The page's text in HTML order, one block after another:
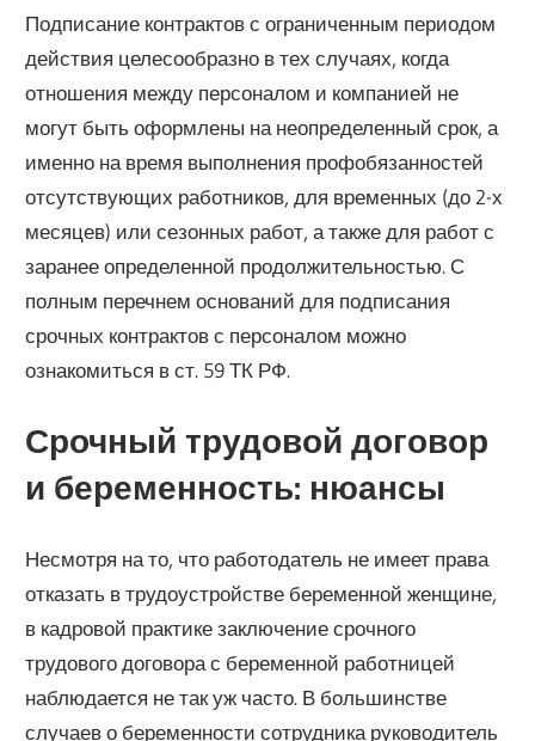
Подписание контрактов с ограниченным периодом
действия целесообразно в тех случаях, когда
отношения между персоналом и компанией не
могут быть оформлены на неопределенный срок, а
именно на время выполнения профобязанностей
отсутствующих работников, для временных (до 2-х
месяцев) или сезонных работ, а также для работ с
заранее определенной продолжительностью. С
полным перечнем оснований для подписания
срочных контрактов с персоналом можно
ознакомиться в ст. 59 ТК РФ.
Срочный трудовой договор
и беременность: нюансы
Несмотря на то, что работодатель не имеет права
отказать в трудоустройстве беременной женщине,
в кадровой практике заключение срочного
трудового договора с беременной работницей
наблюдается не так уж часто. В большинстве
случаев о беременности сотрудника руководитель